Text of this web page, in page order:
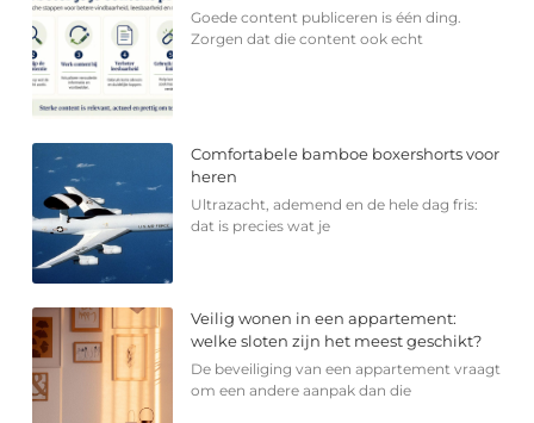
Goede content publiceren is één ding.
Zorgen dat die content ook echt
Comfortabele bamboe boxershorts voor
heren
Ultrazacht, ademend en de hele dag fris:
dat is precies wat je
Veilig wonen in een appartement:
welke sloten zijn het meest geschikt?
De beveiliging van een appartement vraagt
om een andere aanpak dan die